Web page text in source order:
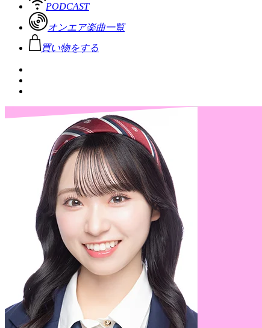
PODCAST
オンエア楽曲一覧
買い物をする